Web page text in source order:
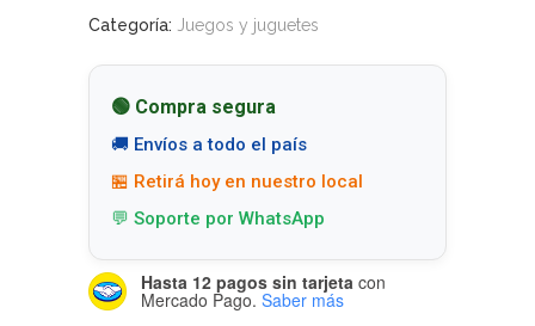
Categoría: Juegos y juguetes
🟢 Compra segura
🚚 Envíos a todo el país
🏪 Retirá hoy en nuestro local
💬 Soporte por WhatsApp
Hasta 12 pagos sin tarjeta con
Mercado Pago. Saber más